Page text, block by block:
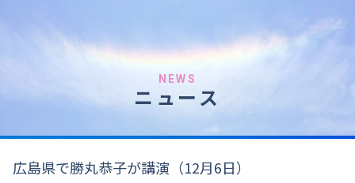
NEWS
ニュース
広島県で勝丸恭子が講演（12月6日）